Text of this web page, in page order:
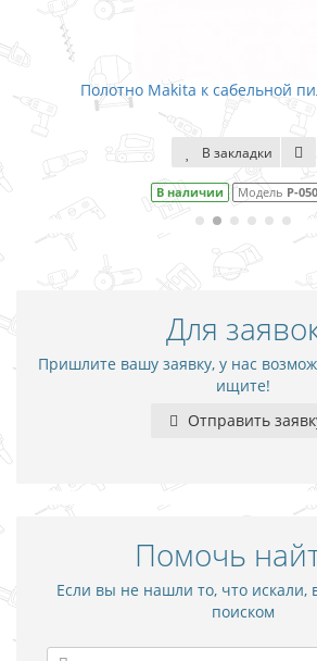
Полотно Makita к сабельной
В закладки
В наличии Модель P-
Для
Пришлите вашу заявку, у нас
ищите!
Отправить
Помочь
Если вы не нашли то, что искали,
поиском